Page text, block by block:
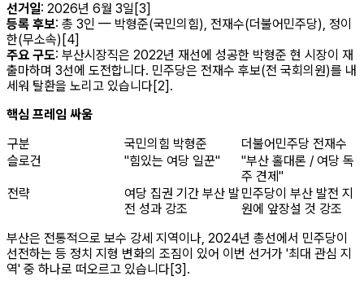
선거일: 2026년 6월 3일[3]
등록 후보: 총 3인 — 박형준(국민의힘), 전재수(더불어민주당), 정이
한(무소속)[4]
주요 구도: 부산시장직은 2022년 재선에 성공한 박형준 현 시장이 재
출마하며 3선에 도전합니다. 민주당은 전재수 후보(전 국회의원)를 내
세워 탈환을 노리고 있습니다[2].
핵심 프레임 싸움
구분
국민의힘 박형준
더불어민주당 전재수
슬로건
"힘있는 여당 일꾼"
"부산 홀대론 / 여당 독
주 견제"
전략
여당 집권 기간 부산 발
전 성과 강조
민주당이 부산 발전 지
원에 앞장설 것 강조
부산은 전통적으로 보수 강세 지역이나, 2024년 총선에서 민주당이
선전하는 등 정치 지형 변화의 조짐이 있어 이번 선거가 '최대 관심 지
역' 중 하나로 떠오르고 있습니다[3].